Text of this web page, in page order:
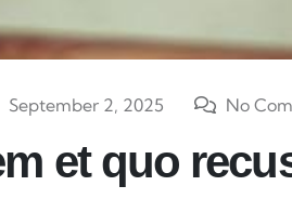
September 2, 2025 No
et quo